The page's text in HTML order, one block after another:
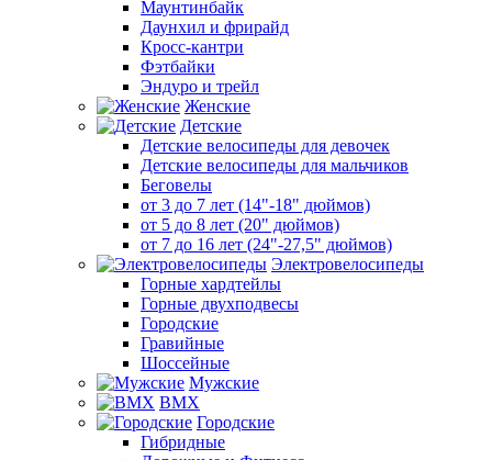
Маунтинбайк
Даунхил и фрирайд
Кросс-кантри
Фэтбайки
Эндуро и трейл
Женские
Детские
Детские велосипеды для девочек
Детские велосипеды для мальчиков
Беговелы
от 3 до 7 лет (14"-18" дюймов)
от 5 до 8 лет (20" дюймов)
от 7 до 16 лет (24"-27,5" дюймов)
Электровелосипеды
Горные хардтейлы
Горные двухподвесы
Городские
Гравийные
Шоссейные
Мужские
BMX
Городские
Гибридные